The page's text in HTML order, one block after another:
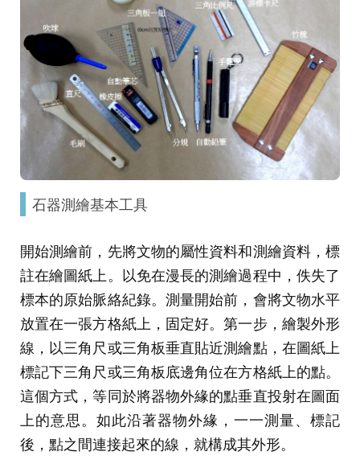
石器測繪基本工具
開始測繪前，先將文物的屬性資料和測繪資料，標
註在繪圖紙上。以免在漫長的測繪過程中，佚失了
標本的原始脈絡紀錄。測量開始前，會將文物水平
放置在一張方格紙上，固定好。第一步，繪製外形
線，以三角尺或三角板垂直貼近測繪點，在圖紙上
標記下三角尺或三角板底邊角位在方格紙上的點。
這個方式，等同於將器物外緣的點垂直投射在圖面
上的意思。如此沿著器物外緣，一一測量、標記
後，點之間連接起來的線，就構成其外形。